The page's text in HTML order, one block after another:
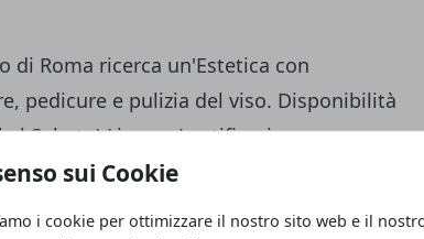
sui Cookie
i cookie per ottimizzare il nostro sito web e il
di Roma ricerca un'Estetica con
pedicure e pulizia del viso. Disponibilità
Sabato) Licenza/certificazione:
Per Info e contatti scrivere a:
a: 066798404